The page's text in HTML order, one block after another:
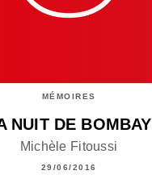
MÉMOIRES
NUIT DE BOMBAY
Michèle Fitoussi
29/06/2016